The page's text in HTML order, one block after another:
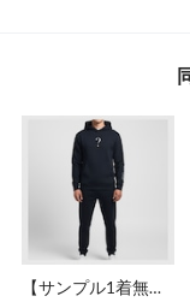
【サンプル1着無